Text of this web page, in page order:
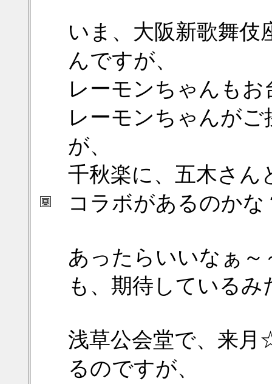
いま、大阪新歌舞伎
んですが、
レーモンちゃんも
レーモンちゃんが
が、
千秋楽に、五木さん
コラボがあるのかな
あったらいいなぁ
も、期待しているみ
浅草公会堂で、来
るのですが、